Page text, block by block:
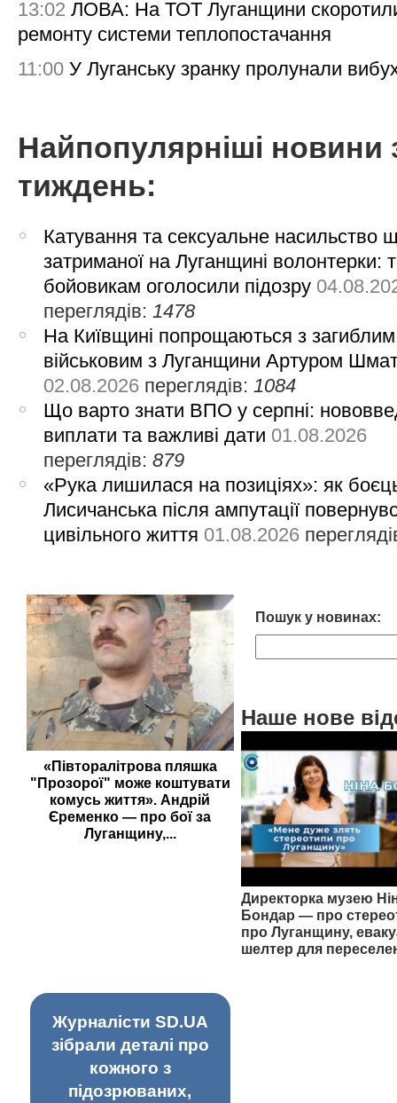
13:02 ЛОВА: На ТОТ Луганщини
ремонту системи теплопостачання
11:00 У Луганську зранку пролунали
Найпопулярніші новини
тиждень:
Катування та сексуальне насильство
затриманої на Луганщині волонтерки:
бойовикам оголосили підозру
переглядів:1478
На Київщині попрощаються з загиблим
військовим з Луганщини Артуром
02.08.2026 переглядів:1084
Що варто знати ВПО у серпні:
виплати та важливі дати 01.08.2026
переглядів:879
«Рука лишилася на позиціях»: як
Лисичанська після ампутації
цивільного життя 01.08.2026
«Півторалітрова пляшка
"Прозорої" може коштувати
комусь життя». Андрій
Єременко — про бої за
Луганщину,...
Пошук у новинах:
Наше нове
Директорка музею
Бондар — про
про Луганщину,
шелтер для
Журналісти SD.UA
зібрали деталі про
кожного з
підозрюваних,